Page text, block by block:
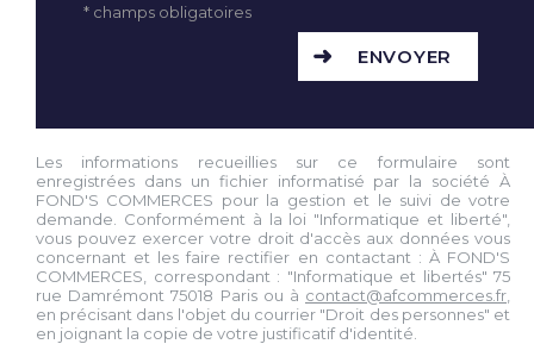
* champs obligatoires
ENVOYER
Les informations recueillies sur ce formulaire sont
enregistrées dans un fichier informatisé par la société À
FOND'S COMMERCES pour la gestion et le suivi de votre
demande. Conformément à la loi "Informatique et liberté",
vous pouvez exercer votre droit d'accès aux données vous
concernant et les faire rectifier en contactant : À FOND'S
COMMERCES, correspondant : "Informatique et libertés" 75
rue Damrémont 75018 Paris ou à contact@afcommerces.fr
en précisant dans l'objet du courrier "Droit des personnes" et
en joignant la copie de votre justificatif d'identité.